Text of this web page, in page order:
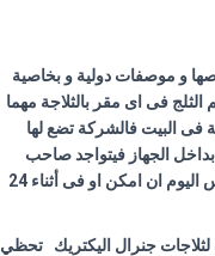
و موصفات دولية و بخاصية
فى اى مقر بالثلاجة مهما
فى البيت فالشركة تضع لها
بداخل الجهاز فيتواجد صاحب
مسئولية صيانة ثلاجات جنرال اليكتريك فى نفس اليوم ان امكن او فى أثناء 24
لثلاجات جنرال اليكتريك تحظي